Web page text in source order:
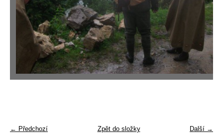
← Předchozí Další →
Zpět do složky